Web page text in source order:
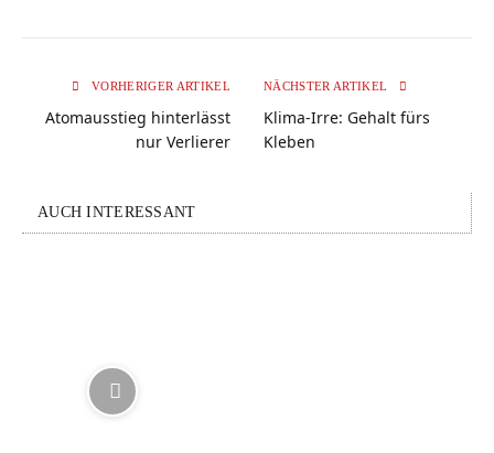
VORHERIGER ARTIKEL
Atomausstieg hinterlässt
nur Verlierer
NÄCHSTER ARTIKEL
Klima-Irre: Gehalt fürs
Kleben
AUCH INTERESSANT